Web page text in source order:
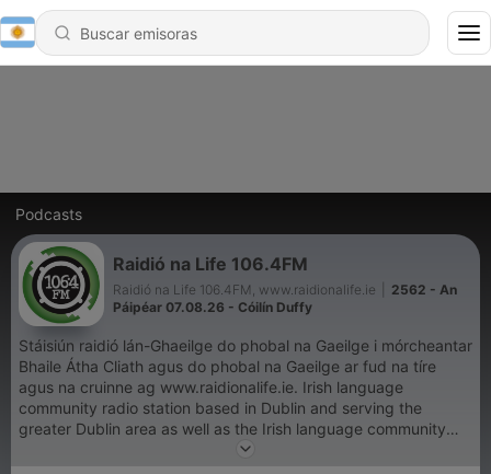
Podcasts
Raidió na Life 106.4FM
Raidió na Life 106.4FM, www.raidionalife.ie
2562 - An
Páipéar 07.08.26 - Cóilín Duffy
Stáisiún raidió lán-Ghaeilge do phobal na Gaeilge i mórcheantar
Bhaile Átha Cliath agus do phobal na Gaeilge ar fud na tíre
agus na cruinne ag www.raidionalife.ie. Irish language
community radio station based in Dublin and serving the
greater Dublin area as well as the Irish language community
nationally and worldwide on www.raidionalife.ie